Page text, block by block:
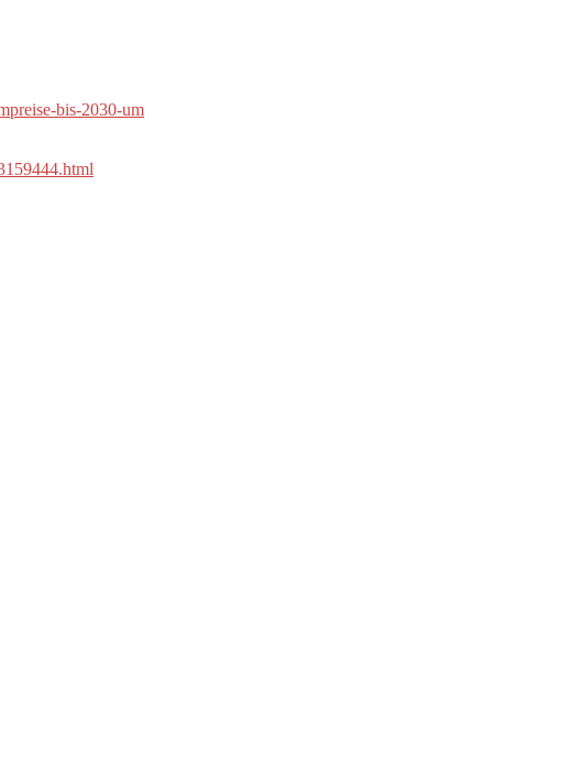
bis-2030-um